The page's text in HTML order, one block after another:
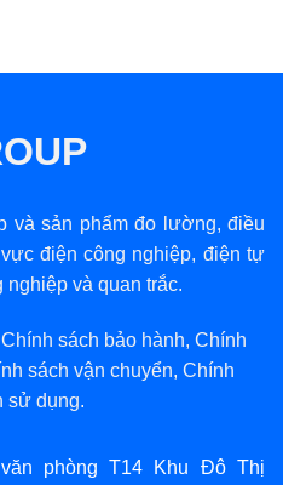
và sản phẩm đo lường, điều
điện công nghiệp, điện tự
nghiệp và quan trắc.
Chính sách bảo hành, Chính
sách vận chuyển, Chính
sử dụng.
phòng T14 Khu Đô Thị